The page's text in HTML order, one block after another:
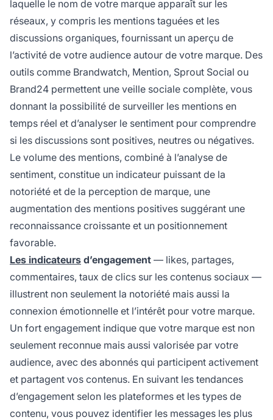
laquelle le nom de votre marque apparaît sur les
réseaux, y compris les mentions taguées et les
discussions organiques, fournissant un aperçu de
l’activité de votre audience autour de votre marque. Des
outils comme Brandwatch, Mention, Sprout Social ou
Brand24 permettent une veille sociale complète, vous
donnant la possibilité de surveiller les mentions en
temps réel et d’analyser le sentiment pour comprendre
si les discussions sont positives, neutres ou négatives.
Le volume des mentions, combiné à l’analyse de
sentiment, constitue un indicateur puissant de la
notoriété et de la perception de marque, une
augmentation des mentions positives suggérant une
reconnaissance croissante et un positionnement
favorable.
Les indicateurs d’engagement — likes, partages,
commentaires, taux de clics sur les contenus sociaux —
illustrent non seulement la notoriété mais aussi la
connexion émotionnelle et l’intérêt pour votre marque.
Un fort engagement indique que votre marque est non
seulement reconnue mais aussi valorisée par votre
audience, avec des abonnés qui participent activement
et partagent vos contenus. En suivant les tendances
d’engagement selon les plateformes et les types de
contenu, vous pouvez identifier les messages les plus